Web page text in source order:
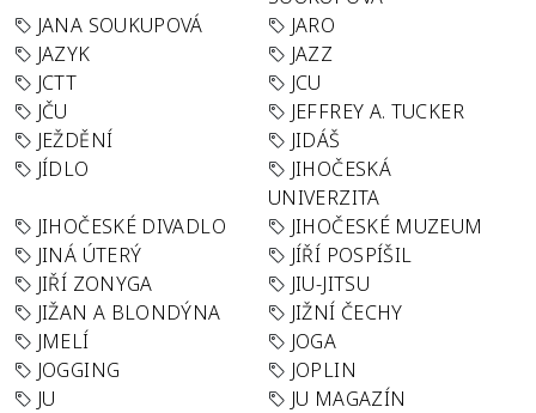
JANA SOUKUPOVÁ
JARO
JAZYK
JAZZ
JCTT
JCU
JČU
JEFFREY A. TUCKER
JEŽDĚNÍ
JIDÁŠ
JÍDLO
JIHOČESKÁ
UNIVERZITA
JIHOČESKÉ DIVADLO
JIHOČESKÉ MUZEUM
JINÁ ÚTERÝ
JÍŘÍ POSPÍŠIL
JIŘÍ ZONYGA
JIU-JITSU
JIŽAN A BLONDÝNA
JIŽNÍ ČECHY
JMELÍ
JOGA
JOGGING
JOPLIN
JU
JU MAGAZÍN